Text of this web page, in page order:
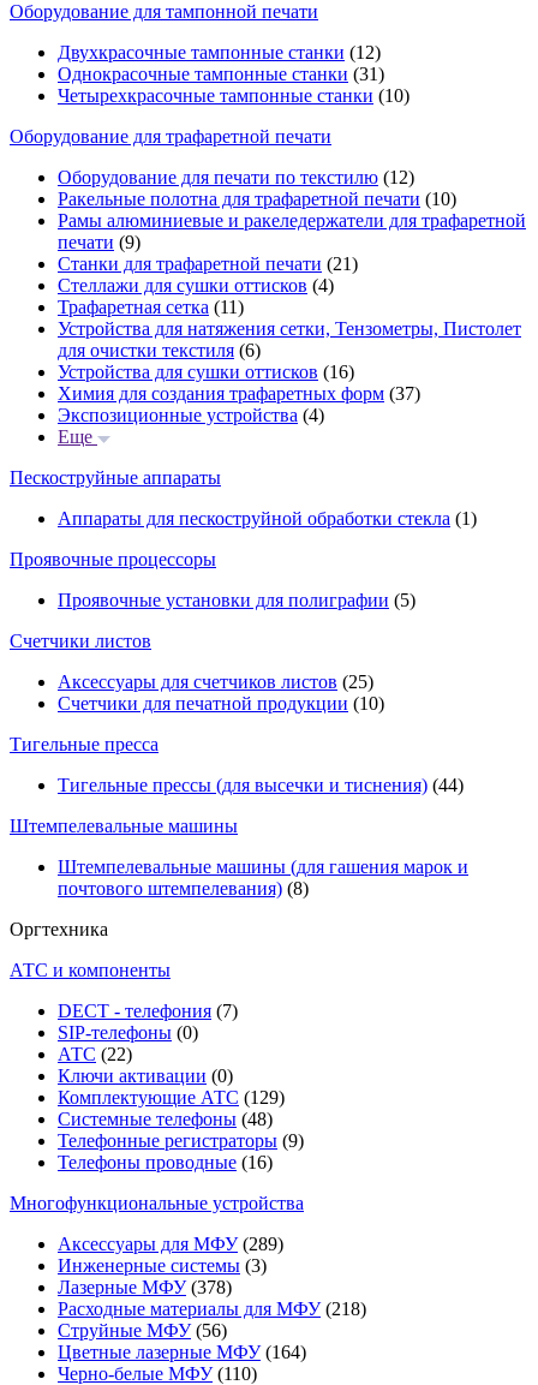
Оборудование для тампонной печати
Двухкрасочные тампонные станки (12)
Однокрасочные тампонные станки (31)
Четырехкрасочные тампонные станки (10)
Оборудование для трафаретной печати
Оборудование для печати по текстилю (12)
Ракельные полотна для трафаретной печати (10)
Рамы алюминиевые и ракеледержатели для трафаретной
печати (9)
Станки для трафаретной печати (21)
Стеллажи для сушки оттисков (4)
Трафаретная сетка (11)
Устройства для натяжения сетки, Тензометры, Пистолет
для очистки текстиля (6)
Устройства для сушки оттисков (16)
Химия для создания трафаретных форм (37)
Экспозиционные устройства (4)
Еще
Пескоструйные аппараты
Аппараты для пескоструйной обработки стекла (1)
Проявочные процессоры
Проявочные установки для полиграфии (5)
Счетчики листов
Аксессуары для счетчиков листов (25)
Счетчики для печатной продукции (10)
Тигельные пресса
Тигельные прессы (для высечки и тиснения) (44)
Штемпелевальные машины
Штемпелевальные машины (для гашения марок и
почтового штемпелевания) (8)
Оргтехника
АТС и компоненты
DECT - телефония (7)
SIP-телефоны (0)
АТС (22)
Ключи активации (0)
Комплектующие АТС (129)
Системные телефоны (48)
Телефонные регистраторы (9)
Телефоны проводные (16)
Многофункциональные устройства
Аксессуары для МФУ(289)
Инженерные системы (3)
Лазерные МФУ(378)
Расходные материалы для МФУ(218)
Струйные МФУ(56)
Цветные лазерные МФУ(164)
Черно-белые МФУ(110)